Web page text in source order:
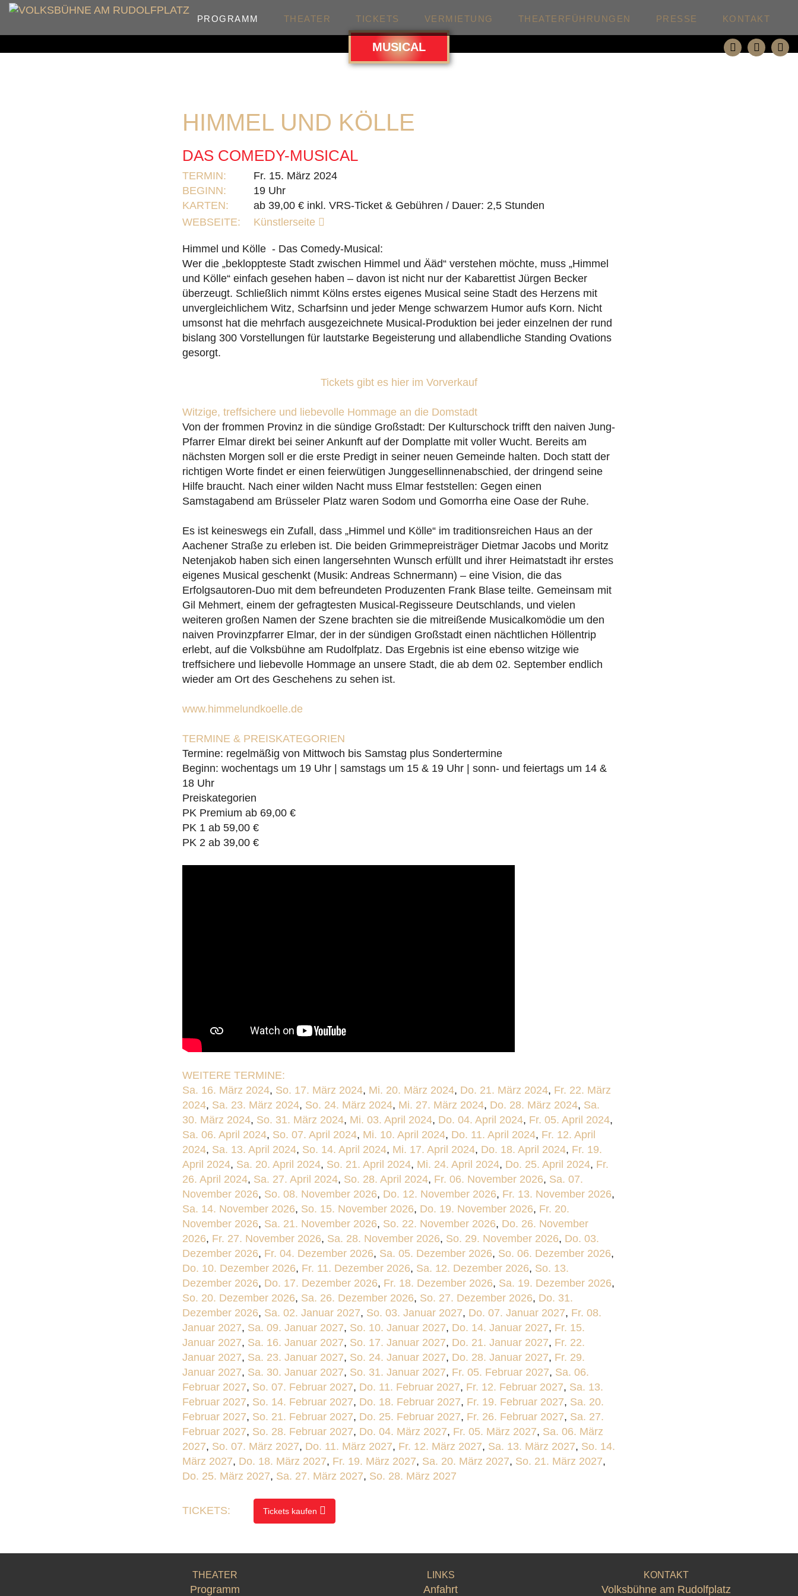
PROGRAMM THEATER TICKETS VERMIETUNG THEATERFÜHRUNGEN PRESSE KONTAKT
MUSICAL
HIMMEL UND KÖLLE
DAS COMEDY-MUSICAL
TERMIN:
Fr. 15. März 2024
BEGINN:
19 Uhr
KARTEN:
ab 39,00 € inkl. VRS-Ticket & Gebühren / Dauer: 2,5 Stunden
WEBSEITE:
Künstlerseite
Himmel und Kölle - Das Comedy-Musical:
Wer die „bekloppteste Stadt zwischen Himmel und Ääd“ verstehen möchte, muss „Himmel
und Kölle“ einfach gesehen haben – davon ist nicht nur der Kabarettist Jürgen Becker
überzeugt. Schließlich nimmt Kölns erstes eigenes Musical seine Stadt des Herzens mit
unvergleichlichem Witz, Scharfsinn und jeder Menge schwarzem Humor aufs Korn. Nicht
umsonst hat die mehrfach ausgezeichnete Musical-Produktion bei jeder einzelnen der rund
bislang 300 Vorstellungen für lautstarke Begeisterung und allabendliche Standing Ovations
gesorgt.
Tickets gibt es hier im Vorverkauf
Witzige, treffsichere und liebevolle Hommage an die Domstadt
Von der frommen Provinz in die sündige Großstadt: Der Kulturschock trifft den naiven Jung-
Pfarrer Elmar direkt bei seiner Ankunft auf der Domplatte mit voller Wucht. Bereits am
nächsten Morgen soll er die erste Predigt in seiner neuen Gemeinde halten. Doch statt der
richtigen Worte findet er einen feierwütigen Junggesellinnenabschied, der dringend seine
Hilfe braucht. Nach einer wilden Nacht muss Elmar feststellen: Gegen einen
Samstagabend am Brüsseler Platz waren Sodom und Gomorrha eine Oase der Ruhe.
Es ist keineswegs ein Zufall, dass „Himmel und Kölle“ im traditionsreichen Haus an der
Aachener Straße zu erleben ist. Die beiden Grimmepreisträger Dietmar Jacobs und Moritz
Netenjakob haben sich einen langersehnten Wunsch erfüllt und ihrer Heimatstadt ihr erstes
eigenes Musical geschenkt (Musik: Andreas Schnermann) – eine Vision, die das
Erfolgsautoren-Duo mit dem befreundeten Produzenten Frank Blase teilte. Gemeinsam mit
Gil Mehmert, einem der gefragtesten Musical-Regisseure Deutschlands, und vielen
weiteren großen Namen der Szene brachten sie die mitreißende Musicalkomödie um den
naiven Provinzpfarrer Elmar, der in der sündigen Großstadt einen nächtlichen Höllentrip
erlebt, auf die Volksbühne am Rudolfplatz. Das Ergebnis ist eine ebenso witzige wie
treffsichere und liebevolle Hommage an unsere Stadt, die ab dem 02. September endlich
wieder am Ort des Geschehens zu sehen ist.
www.himmelundkoelle.de
TERMINE & PREISKATEGORIEN
Termine: regelmäßig von Mittwoch bis Samstag plus Sondertermine
Beginn: wochentags um 19 Uhr | samstags um 15 & 19 Uhr | sonn- und feiertags um 14 &
18 Uhr
Preiskategorien
PK Premium ab 69,00 €
PK 1 ab 59,00 €
PK 2 ab 39,00 €
WEITERE TERMINE:
Sa. 16. März 2024, So. 17. März 2024, Mi. 20. März 2024, Do. 21. März 2024, Fr. 22. März
2024, Sa. 23. März 2024, So. 24. März 2024, Mi. 27. März 2024, Do. 28. März 2024, Sa.
30. März 2024, So. 31. März 2024, Mi. 03. April 2024, Do. 04. April 2024, Fr. 05. April 2024,
Sa. 06. April 2024, So. 07. April 2024, Mi. 10. April 2024, Do. 11. April 2024, Fr. 12. April
2024, Sa. 13. April 2024, So. 14. April 2024, Mi. 17. April 2024, Do. 18. April 2024, Fr. 19.
April 2024, Sa. 20. April 2024, So. 21. April 2024, Mi. 24. April 2024, Do. 25. April 2024, Fr.
26. April 2024, Sa. 27. April 2024, So. 28. April 2024, Fr. 06. November 2026, Sa. 07.
November 2026, So. 08. November 2026, Do. 12. November 2026, Fr. 13. November 2026,
Sa. 14. November 2026, So. 15. November 2026, Do. 19. November 2026, Fr. 20.
November 2026, Sa. 21. November 2026, So. 22. November 2026, Do. 26. November
2026, Fr. 27. November 2026, Sa. 28. November 2026, So. 29. November 2026, Do. 03.
Dezember 2026, Fr. 04. Dezember 2026, Sa. 05. Dezember 2026, So. 06. Dezember 2026,
Do. 10. Dezember 2026, Fr. 11. Dezember 2026, Sa. 12. Dezember 2026, So. 13.
Dezember 2026, Do. 17. Dezember 2026, Fr. 18. Dezember 2026, Sa. 19. Dezember 2026,
So. 20. Dezember 2026, Sa. 26. Dezember 2026, So. 27. Dezember 2026, Do. 31.
Dezember 2026, Sa. 02. Januar 2027, So. 03. Januar 2027, Do. 07. Januar 2027, Fr. 08.
Januar 2027, Sa. 09. Januar 2027, So. 10. Januar 2027, Do. 14. Januar 2027, Fr. 15.
Januar 2027, Sa. 16. Januar 2027, So. 17. Januar 2027, Do. 21. Januar 2027, Fr. 22.
Januar 2027, Sa. 23. Januar 2027, So. 24. Januar 2027, Do. 28. Januar 2027, Fr. 29.
Januar 2027, Sa. 30. Januar 2027, So. 31. Januar 2027, Fr. 05. Februar 2027, Sa. 06.
Februar 2027, So. 07. Februar 2027, Do. 11. Februar 2027, Fr. 12. Februar 2027, Sa. 13.
Februar 2027, So. 14. Februar 2027, Do. 18. Februar 2027, Fr. 19. Februar 2027, Sa. 20.
Februar 2027, So. 21. Februar 2027, Do. 25. Februar 2027, Fr. 26. Februar 2027, Sa. 27.
Februar 2027, So. 28. Februar 2027, Do. 04. März 2027, Fr. 05. März 2027, Sa. 06. März
2027, So. 07. März 2027, Do. 11. März 2027, Fr. 12. März 2027, Sa. 13. März 2027, So. 14.
März 2027, Do. 18. März 2027, Fr. 19. März 2027, Sa. 20. März 2027, So. 21. März 2027,
Do. 25. März 2027, Sa. 27. März 2027, So. 28. März 2027
TICKETS: Tickets kaufen
THEATER
Programm
LINKS
Anfahrt
KONTAKT
Volksbühne am Rudolfplatz